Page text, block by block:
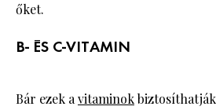
őket.
B- ÉS C-VITAMIN
Bár ezek avitaminok